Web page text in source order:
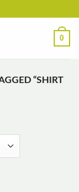
0
“SHIRT